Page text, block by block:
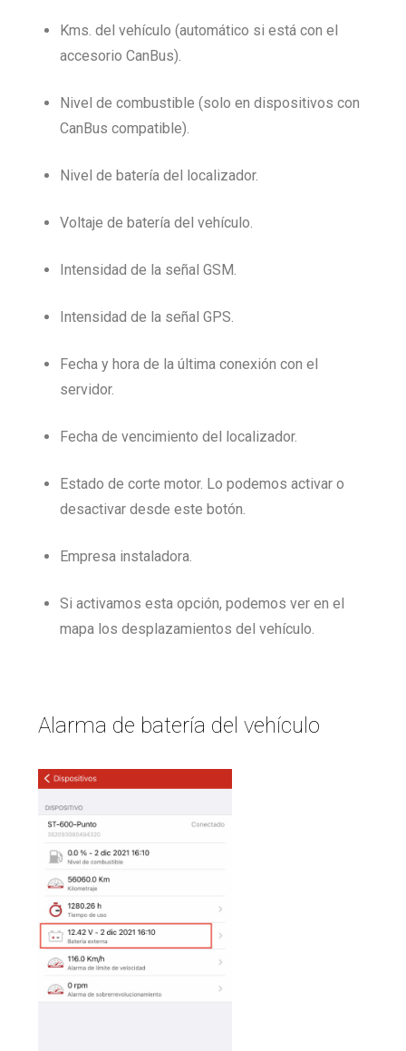
Kms. del vehículo (automático si está con el
accesorio CanBus).
Nivel de combustible (solo en dispositivos con
CanBus compatible).
Nivel de batería del localizador.
Voltaje de batería del vehículo.
Intensidad de la señal GSM.
Intensidad de la señal GPS.
Fecha y hora de la última conexión con el
servidor.
Fecha de vencimiento del localizador.
Estado de corte motor. Lo podemos activar o
desactivar desde este botón.
Empresa instaladora.
Si activamos esta opción, podemos ver en el
mapa los desplazamientos del vehículo.
Alarma de batería del vehículo